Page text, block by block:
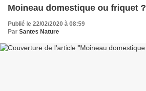
Moineau domestique ou friquet ?
Publié le 22/02/2020 à 08:59
Par Santes Nature